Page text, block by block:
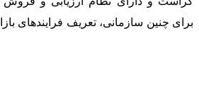
برای چنین سازمانی، تعریف فرایندهای